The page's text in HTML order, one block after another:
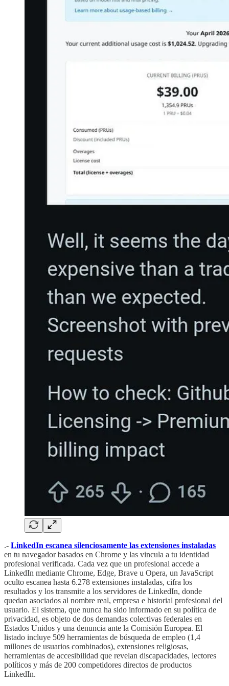
.- LinkedIn escanea silenciosamente las extensiones instaladas
en tu navegador basados en Chrome y las vincula a tu identidad
profesional verificada. Cada vez que un profesional accede a
LinkedIn mediante Chrome, Edge, Brave u Opera, un JavaScript
oculto escanea hasta 6.278 extensiones instaladas, cifra los
resultados y los transmite a los servidores de LinkedIn, donde
quedan asociados al nombre real, empresa e historial profesional del
usuario. El sistema, que nunca ha sido informado en su política de
privacidad, es objeto de dos demandas colectivas federales en
Estados Unidos y una denuncia ante la Comisión Europea. El
listado incluye 509 herramientas de búsqueda de empleo (1,4
millones de usuarios combinados), extensiones religiosas,
herramientas de accesibilidad que revelan discapacidades, lectores
políticos y más de 200 competidores directos de productos
LinkedIn.